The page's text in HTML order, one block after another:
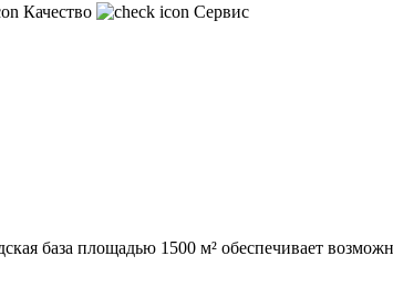
Качество
Сервис
база площадью 1500 м² обеспечивает